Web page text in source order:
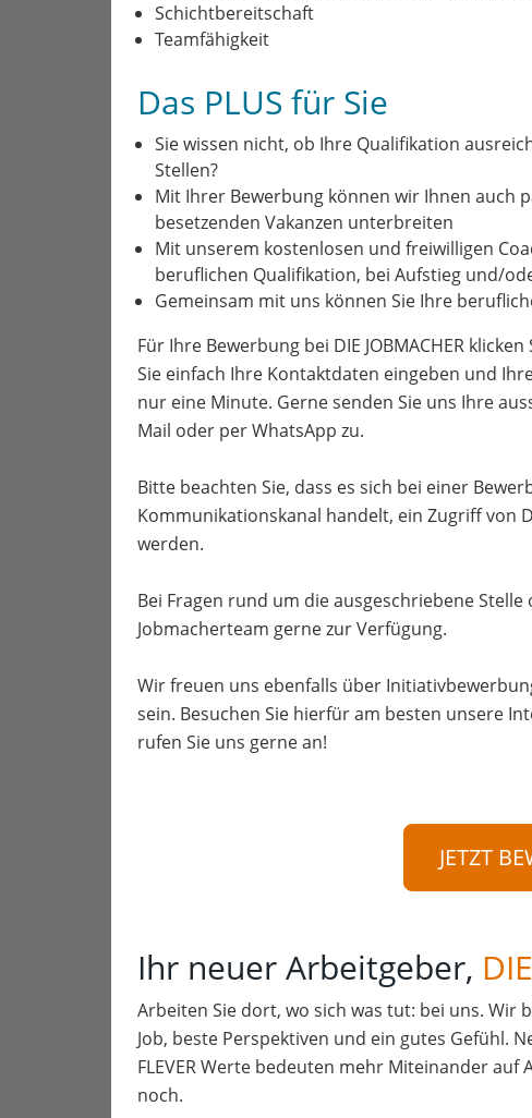
Schichtbereitschaft
Teamfähigkeit
Das PLUS für Sie
Sie wissen nicht, ob Ihre Qualifikation
Stellen?
Mit Ihrer Bewerbung können wir Ihnen auch
besetzenden Vakanzen unterbreiten
Mit unserem kostenlosen und freiwilligen
beruflichen Qualifikation, bei Aufstieg und/
Gemeinsam mit uns können Sie Ihre
Für Ihre Bewerbung bei DIE JOBMACHER
Sie einfach Ihre Kontaktdaten eingeben und
nur eine Minute. Gerne senden Sie uns Ihre
Mail oder per WhatsApp zu.
Bitte beachten Sie, dass es sich bei einer
Kommunikationskanal handelt, ein Zugriff von
werden.
Bei Fragen rund um die ausgeschriebene
Jobmacherteam gerne zur Verfügung.
Wir freuen uns ebenfalls über
sein. Besuchen Sie hierfür am besten unsere
rufen Sie uns gerne an!
JETZT
Ihr neuer Arbeitgeber,
Arbeiten Sie dort, wo sich was tut: bei uns.
Job, beste Perspektiven und ein gutes Gefühl.
FLEVER Werte bedeuten mehr Miteinander auf
noch.